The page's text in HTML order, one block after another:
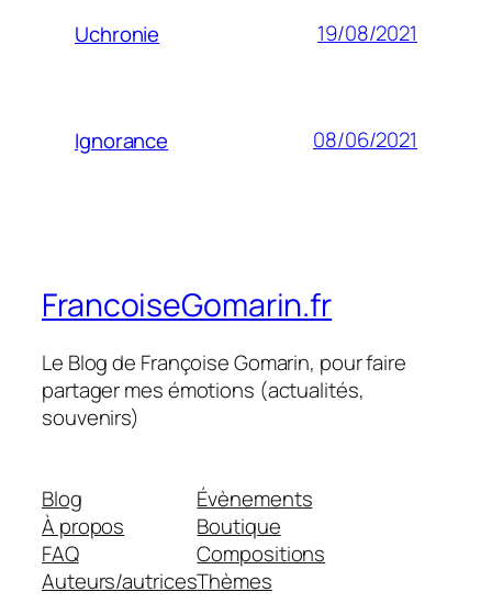
Uchronie 19/08/2021
Ignorance 08/06/2021
FrancoiseGomarin.fr
Le Blog de Françoise Gomarin, pour faire
partager mes émotions (actualités,
souvenirs)
Blog
À propos
FAQ
Auteurs/autrices
Évènements
Boutique
Compositions
Thèmes